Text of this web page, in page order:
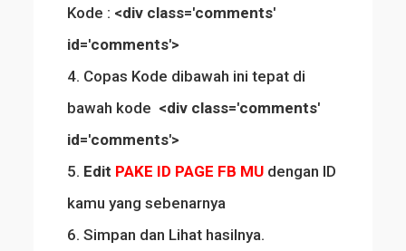
Kode : <div class='comments'
id='comments'>
4. Copas Kode dibawah ini tepat di
bawah kode <div class='comments'
id='comments'>
5. Edit PAKE ID PAGE FB MU dengan ID
kamu yang sebenarnya
6. Simpan dan Lihat hasilnya.